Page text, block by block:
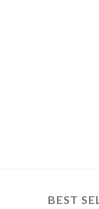
BEST